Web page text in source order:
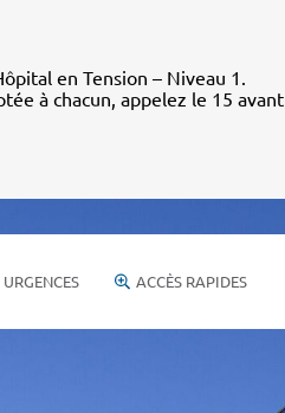
en Tension – Niveau 1.
à chacun, appelez le 15 avant
URGENCES ACCÈS RAPIDES